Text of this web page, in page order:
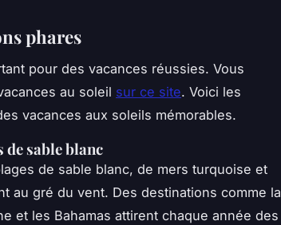
phares
pour des vacances réussies. Vous
au soleil sur ce site. Voici les
vacances aux soleils mémorables.
de sable blanc
de sable blanc, de mers turquoise et
au gré du vent. Des destinations comme la
et les Bahamas attirent chaque année des